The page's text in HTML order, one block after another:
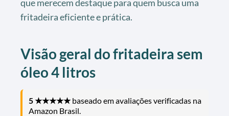
que merecem destaque para quem busca uma
fritadeira eficiente e prática.
Visão geral do fritadeira sem
óleo 4 litros
5 ★★★★★baseado em avaliações verificadas na
Amazon Brasil.